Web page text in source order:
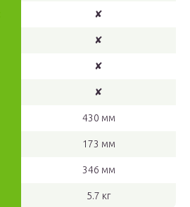
✘
✘
✘
✘
430 мм
173 мм
346 мм
5.7 кг